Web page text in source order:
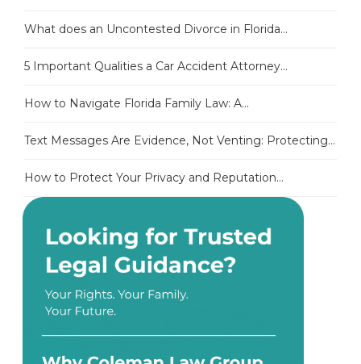
What does an Uncontested Divorce in Florida...
5 Important Qualities a Car Accident Attorney...
How to Navigate Florida Family Law: A...
Text Messages Are Evidence, Not Venting: Protecting...
How to Protect Your Privacy and Reputation...